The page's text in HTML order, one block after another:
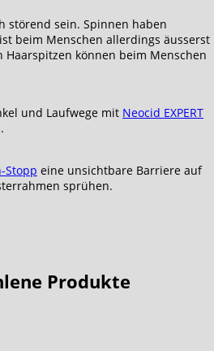
störend sein. Spinnen haben
beim Menschen allerdings äusserst
können beim Menschen
und Laufwege mit Neocid EXPERT
Stopp eine unsichtbare Barriere auf
sprühen.
Produkte